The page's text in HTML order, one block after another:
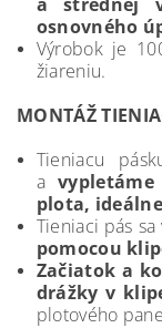
osnovného
Výrobok je
žiareniu.
MONTÁŽ
Tieniacu
a
plota,
Tieniaci pás
pomocou
Začiatok a
drážky v
plotového